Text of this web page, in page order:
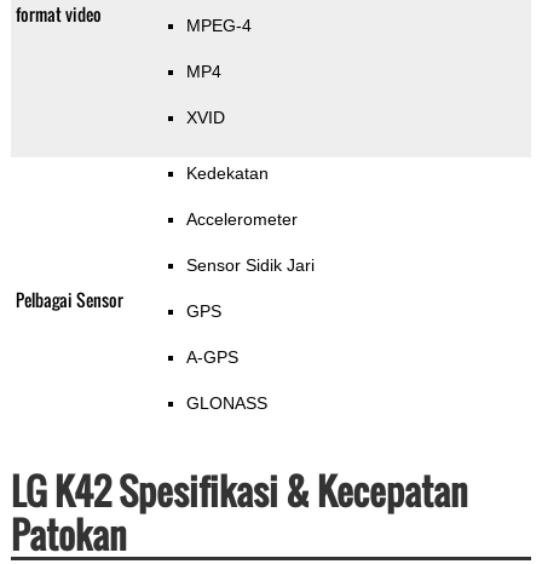
format video MPEG-4
MP4
XVID
Pelbagai Sensor
Kedekatan
Accelerometer
Sensor Sidik Jari
GPS
A-GPS
GLONASS
LG K42 Spesifikasi & Kecepatan
Patokan